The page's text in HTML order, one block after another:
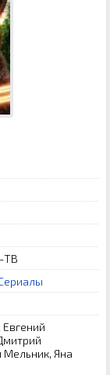
ТВ
Мельник, Яна